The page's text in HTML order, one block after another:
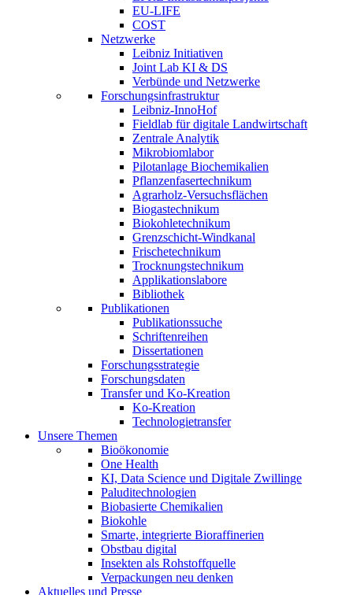
EU-LIFE
COST
Netzwerke
Leibniz Initiativen
Joint Lab KI & DS
Verbünde und Netzwerke
Forschungsinfrastruktur
Leibniz-InnoHof
Fieldlab für digitale Landwirtschaft
Zentrale Analytik
Mikrobiomlabor
Pilotanlage Biochemikalien
Pflanzenfasertechnikum
Agrarholz-Versuchsflächen
Biogastechnikum
Biokohletechnikum
Grenzschicht-Windkanal
Frischetechnikum
Trocknungstechnikum
Applikationslabore
Bibliothek
Publikationen
Publikationssuche
Schriftenreihen
Dissertationen
Forschungsstrategie
Forschungsdaten
Transfer und Ko-Kreation
Ko-Kreation
Technologietransfer
Unsere Themen
Bioökonomie
One Health
KI, Data Science und Digitale Zwillinge
Paluditechnologien
Biobasierte Chemikalien
Biokohle
Smarte, integrierte Bioraffinerien
Obstbau digital
Insekten als Rohstoffquelle
Verpackungen neu denken
Aktuelles und Presse